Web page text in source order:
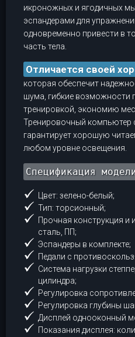
икроножных и ягодичных
эспандерами для
одновременно привести в
часть тела.
Отличается своей
которая обеспечит
шума, гибкие возможности
тренировкой, экономию
Тренировочный компьютер
гарантирует хорошую
любом уровне освещения.
Спецификация
Цвет: зелено-белый;
Тип: торсионный;
Прочная конструкция и
сталь, ПП;
Эспандеры в комплекте;
Педали с
Система нагрузки
цилиндра;
Регулировка
Регулировка глубины
Дисплей однооконный
Показания дисплея: